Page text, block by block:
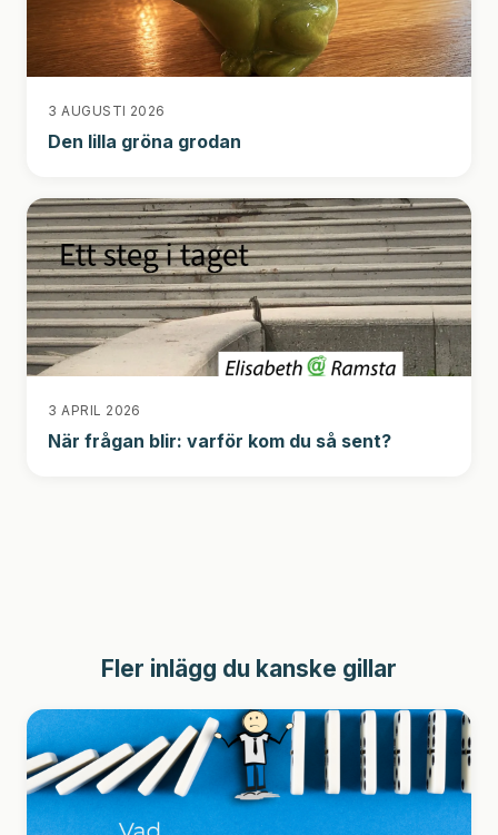
3 AUGUSTI 2026
Den lilla gröna grodan
3 APRIL 2026
När frågan blir: varför kom du så sent?
Fler inlägg du kanske gillar